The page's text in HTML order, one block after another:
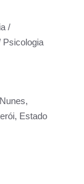
/
Psicologia
Estado